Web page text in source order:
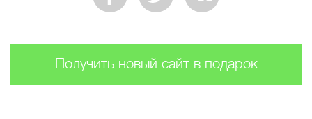
Получить новый сайт в подарок